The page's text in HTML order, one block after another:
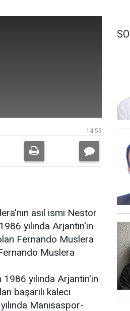
14:53
asıl ismi Nestor
yılında Arjantin'in
Fernando Muslera
Muslera
yılında Arjantin'in
başarılı kaleci
Manisaspor-